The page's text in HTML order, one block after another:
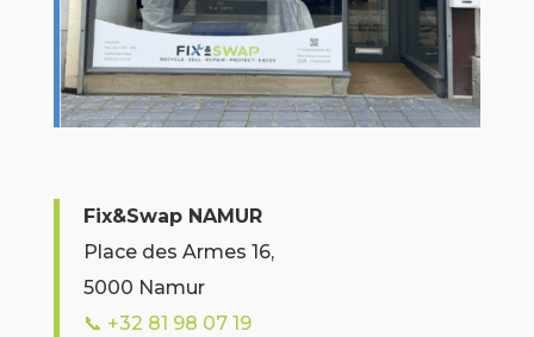
Fix&Swap NAMUR
Place des Armes 16,
5000 Namur
📞 +32 81 98 07 19